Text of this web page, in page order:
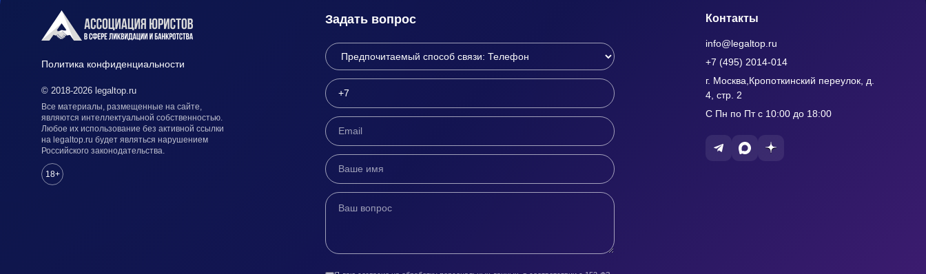
Политика конфиденциальности
© 2018-2026 legaltop.ru
Все материалы, размещенные на сайте,
являются интеллектуальной собственностью.
Любое их использование без активной ссылки
на legaltop.ru будет являться нарушением
Российского законодательства.
18+
Задать вопрос Контакты
info@legaltop.ru
+7 (495) 2014-014
г. Москва,Кропоткинский переулок, д.
4, стр. 2
С Пн по Пт с 10:00 до 18:00